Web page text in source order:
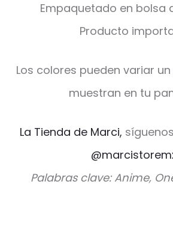
Empaquetado en bolsa
Producto
Los colores pueden variar
muestran en tu
La Tienda de Marci,
Palabras clave: Anime,